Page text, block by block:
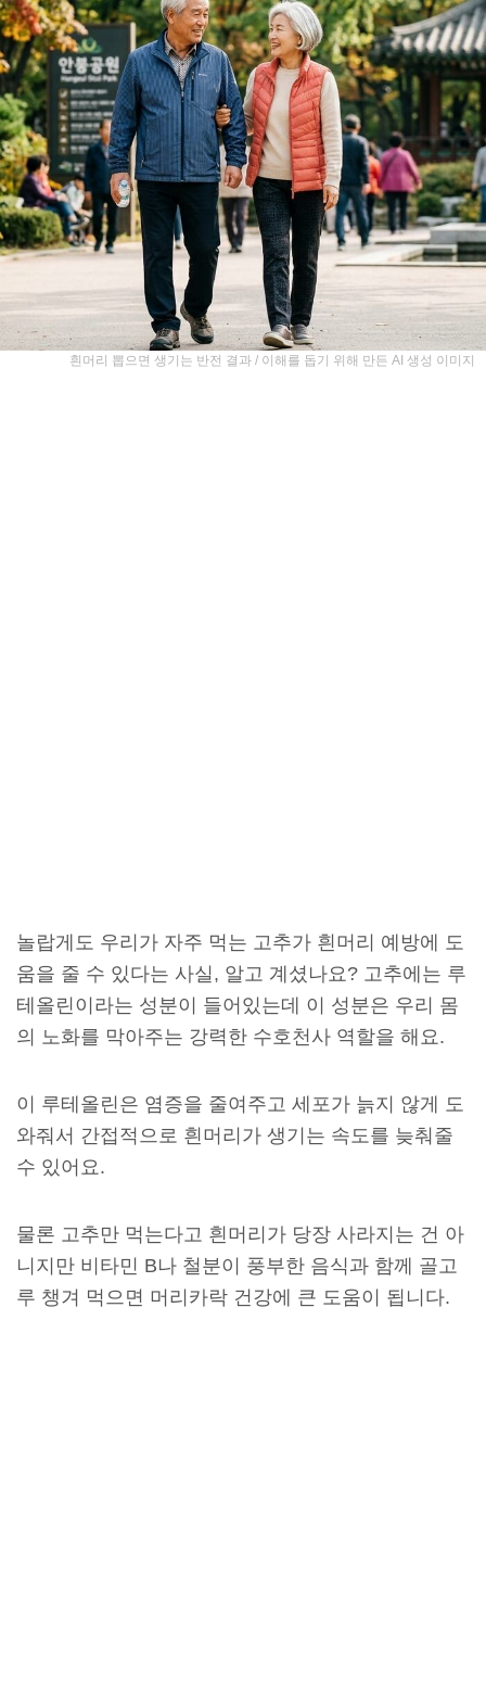
흰머리 뽑으면 생기는 반전 결과 / 이해를 돕기 위해 만든 AI 생성 이미지
놀랍게도 우리가 자주 먹는 고추가 흰머리 예방에 도
움을 줄 수 있다는 사실, 알고 계셨나요? 고추에는 루
테올린이라는 성분이 들어있는데 이 성분은 우리 몸
의 노화를 막아주는 강력한 수호천사 역할을 해요.
이 루테올린은 염증을 줄여주고 세포가 늙지 않게 도
와줘서 간접적으로 흰머리가 생기는 속도를 늦춰줄
수 있어요.
물론 고추만 먹는다고 흰머리가 당장 사라지는 건 아
니지만 비타민 B나 철분이 풍부한 음식과 함께 골고
루 챙겨 먹으면 머리카락 건강에 큰 도움이 됩니다.